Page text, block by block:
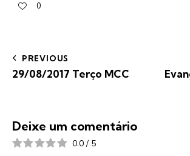
0
PREVIOUS
29/08/2017 Terço MCC
Deixe um comentário
0.0 / 5